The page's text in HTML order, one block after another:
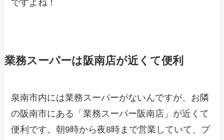
ですよね！
業務スーパーは阪南店が近くて便利
泉南市内には業務スーパーがないんですが、お隣
の阪南市にある「業務スーパー阪南店」が近くて
便利です。朝9時から夜8時まで営業していて、プ